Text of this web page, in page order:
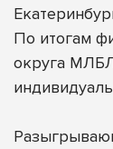
По итогам
округа